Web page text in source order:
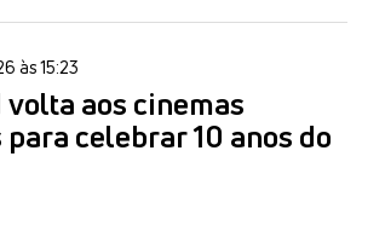
às 15:23
volta aos cinemas
celebrar 10 anos do